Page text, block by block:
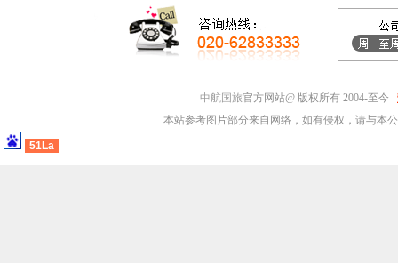
10、时间：雅加达时间
时间相同。
11、电压：一般酒店都
中航国旅官方网站@ 版权所有 2004-至今
本站参考图片部分来自网络，如有侵权，请与本
51La